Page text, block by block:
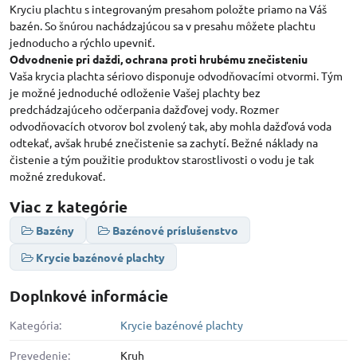
Kryciu plachtu s integrovaným presahom položte priamo na Váš
bazén. So šnúrou nachádzajúcou sa v presahu môžete plachtu
jednoducho a rýchlo upevniť.
Odvodnenie pri daždi, ochrana proti hrubému znečisteniu
Vaša krycia plachta sériovo disponuje odvodňovacími otvormi. Tým
je možné jednoduché odloženie Vašej plachty bez
predchádzajúceho odčerpania dažďovej vody. Rozmer
odvodňovacích otvorov bol zvolený tak, aby mohla dažďová voda
odtekať, avšak hrubé znečistenie sa zachytí. Bežné náklady na
čistenie a tým použitie produktov starostlivosti o vodu je tak
možné zredukovať.
Viac z kategórie
Bazény
Bazénové príslušenstvo
Krycie bazénové plachty
Doplnkové informácie
Kategória: Krycie bazénové plachty
Prevedenie: Kruh